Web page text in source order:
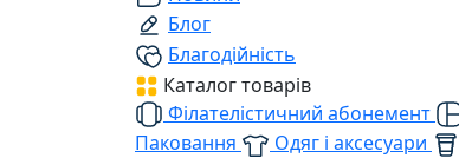
Блог
Благодійність
Каталог товарів
Філателістичний абонемент
Паковання
Одяг і аксесуари